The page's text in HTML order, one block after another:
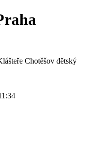
Chotěšov dětský